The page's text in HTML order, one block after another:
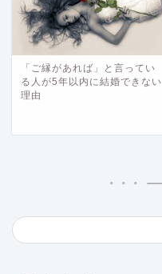
「ご縁があれば」と言ってい
る人が5年以内に結婚できない
理由